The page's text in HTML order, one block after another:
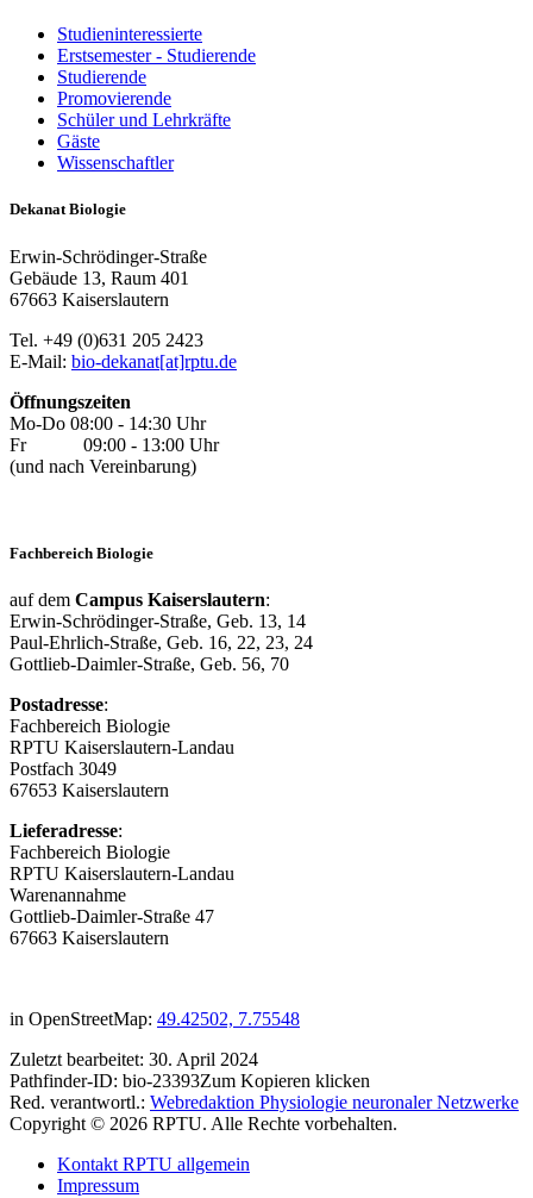
Studieninteressierte
Erstsemester - Studierende
Studierende
Promovierende
Schüler und Lehrkräfte
Gäste
Wissenschaftler
Dekanat Biologie
Erwin-Schrödinger-Straße
Gebäude 13, Raum 401
67663 Kaiserslautern
Tel. +49 (0)631 205 2423
E-Mail: bio-dekanat[at]rptu.de
Öffnungszeiten
Mo-Do 08:00 - 14:30 Uhr
Fr 09:00 - 13:00 Uhr
(und nach Vereinbarung)
Fachbereich Biologie
auf dem Campus Kaiserslautern:
Erwin-Schrödinger-Straße, Geb. 13, 14
Paul-Ehrlich-Straße, Geb. 16, 22, 23, 24
Gottlieb-Daimler-Straße, Geb. 56, 70
Postadresse:
Fachbereich Biologie
RPTU Kaiserslautern-Landau
Postfach 3049
67653 Kaiserslautern
Lieferadresse:
Fachbereich Biologie
RPTU Kaiserslautern-Landau
Warenannahme
Gottlieb-Daimler-Straße 47
67663 Kaiserslautern
in OpenStreetMap: 49.42502, 7.75548
Zuletzt bearbeitet: 30. April 2024
Pathfinder-ID: bio-23393Zum Kopieren klicken
Red. verantwortl.: Webredaktion Physiologie neuronaler Netzwerke
Copyright © 2026 RPTU. Alle Rechte vorbehalten.
Kontakt RPTU allgemein
Impressum